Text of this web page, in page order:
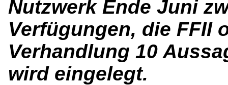
Nutzwerk Ende Juni
Verfügungen, die FFII
Verhandlung 10
wird eingelegt.